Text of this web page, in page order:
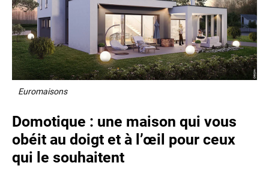
Euromaisons
Domotique : une maison qui vous
obéit au doigt et à l’œil pour ceux
qui le souhaitent